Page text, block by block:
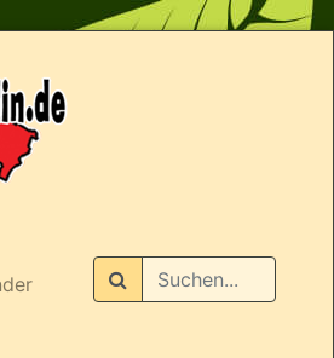
Suchen